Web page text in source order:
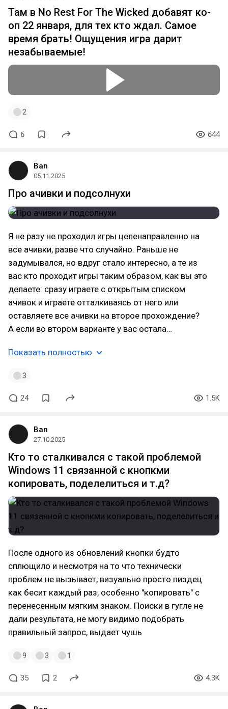
Там в No Rest For The Wicked добавят ко-
оп 22 января, для тех кто ждал. Самое
время брать! Ощущения игра дарит
незабываемые!
2
6 644
Ban
05.11.2025
Про ачивки и подсолнухи
Я не разу не проходил игры целенаправленно на
все ачивки, разве что случайно. Раньше не
задумывался, но вдруг стало интересно, а те из
вас кто проходит игры таким образом, как вы это
делаете: сразу играете с открытым списком
ачивок и играете отталкиваясь от него или
оставляете все ачивки на второе прохождение?
А если во втором варианте у вас остала…
Показать полностью
3
24 1.5K
Ban
27.10.2025
Кто то сталкивался с такой проблемой
Windows 11 связанной с кнопкми
копировать, поделелиться и т.д?
После одного из обновлений кнопки будто
сплющило и несмотря на то что технически
проблем не вызывает, визуально просто пиздец
как бесит каждый раз, особенно "копировать" с
перенесенным мягким знаком. Поиски в гугле не
дали результата, не могу видимо подобрать
правильный запрос, выдает чушь
9 3 1
35 2 4.3K